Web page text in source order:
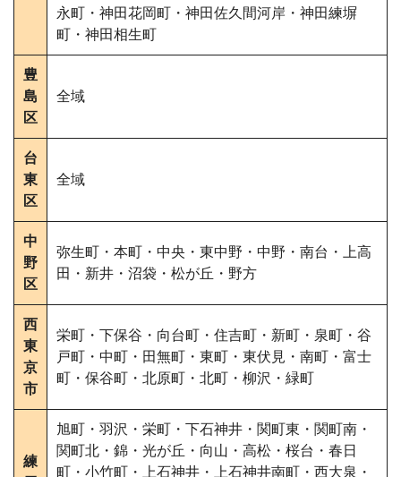
永町・神田花岡町・神田佐久間河岸・神田練塀
町・神田相生町
豊
島
区
全域
台
東
区
全域
中
野
区
弥生町・本町・中央・東中野・中野・南台・上高
田・新井・沼袋・松が丘・野方
西
東
京
市
栄町・下保谷・向台町・住吉町・新町・泉町・谷
戸町・中町・田無町・東町・東伏見・南町・富士
町・保谷町・北原町・北町・柳沢・緑町
練
旭町・羽沢・栄町・下石神井・関町東・関町南・
関町北・錦・光が丘・向山・高松・桜台・春日
町・小竹町・上石神井・上石神井南町・西大泉・